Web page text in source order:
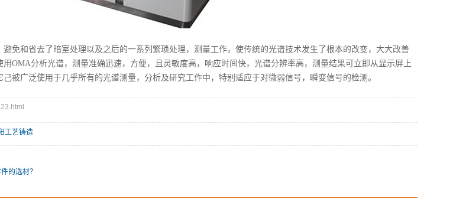
避免和省去了暗室处理以及之后的一系列繁琐处理，测量工作，使传统的光谱技术发生了根本的改变，大大改善
用OMA分析光谱，测量准确迅速，方便，且灵敏度高，响应时间快，光谱分辨率高，测量结果可立即从显示屏上
被广泛使用于几乎所有的光谱测量，分析及研究工作中，特别适应于对微弱信号，瞬变信号的检测。
工艺铸造
的选材？